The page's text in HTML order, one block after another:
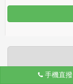
手機直撥